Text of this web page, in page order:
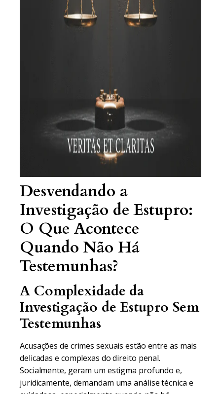
Desvendando a
Investigação de Estupro:
O Que Acontece
Quando Não Há
Testemunhas?
A Complexidade da
Investigação de Estupro Sem
Testemunhas
Acusações de crimes sexuais estão entre as mais
delicadas e complexas do direito penal.
Socialmente, geram um estigma profundo e,
juridicamente, demandam uma análise técnica e